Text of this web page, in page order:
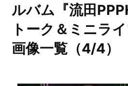
ルバム『流田
トーク＆ミニラ
画像一覧（4/4）